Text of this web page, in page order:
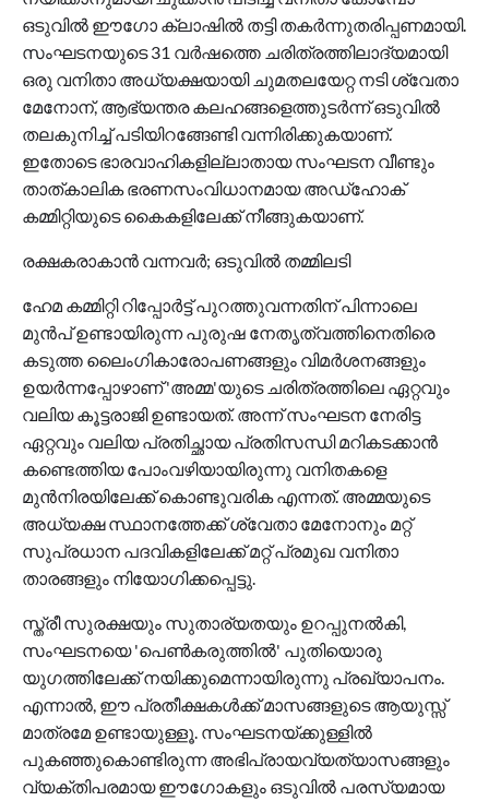
ഒടുവില്‍ ഈഗോ ക്ലാഷില്‍ തട്ടി തകര്‍ന്നുതരിപ്പണമായി.
സംഘടനയുടെ 31 വര്‍ഷത്തെ ചരിത്രത്തിലാദ്യമായി
ഒരു വനിതാ അധ്യക്ഷയായി ചുമതലയേറ്റ നടി ശ്വേതാ
മേനോന്, ആഭ്യന്തര കലഹങ്ങളെത്തുടര്‍ന്ന് ഒടുവില്‍
തലകുനിച്ച് പടിയിറങ്ങേണ്ടി വന്നിരിക്കുകയാണ്.
ഇതോടെ ഭാരവാഹികളില്ലാതായ സംഘടന വീണ്ടും
താത്കാലിക ഭരണസംവിധാനമായ അഡ്ഹോക്
കമ്മിറ്റിയുടെ കൈകളിലേക്ക് നീങ്ങുകയാണ്.
രക്ഷകരാകാന്‍ വന്നവര്‍; ഒടുവില്‍ തമ്മിലടി
ഹേമ കമ്മിറ്റി റിപ്പോര്‍ട്ട് പുറത്തുവന്നതിന് പിന്നാലെ
മുന്‍പ് ഉണ്ടായിരുന്ന പുരുഷ നേതൃത്വത്തിനെതിരെ
കടുത്ത ലൈംഗികാരോപണങ്ങളും വിമര്‍ശനങ്ങളും
ഉയര്‍ന്നപ്പോഴാണ് 'അമ്മ'യുടെ ചരിത്രത്തിലെ ഏറ്റവും
വലിയ കൂട്ടരാജി ഉണ്ടായത്. അന്ന് സംഘടന നേരിട്ട
ഏറ്റവും വലിയ പ്രതിച്ഛായ പ്രതിസന്ധി മറികടക്കാന്‍
കണ്ടെത്തിയ പോംവഴിയായിരുന്നു വനിതകളെ
മുന്‍നിരയിലേക്ക് കൊണ്ടുവരിക എന്നത്. അമ്മയുടെ
അധ്യക്ഷ സ്ഥാനത്തേക്ക് ശ്വേതാ മേനോനും മറ്റ്
സുപ്രധാന പദവികളിലേക്ക് മറ്റ് പ്രമുഖ വനിതാ
താരങ്ങളും നിയോഗിക്കപ്പെട്ടു.
സ്ത്രീ സുരക്ഷയും സുതാര്യതയും ഉറപ്പുനല്‍കി,
സംഘടനയെ 'പെണ്‍കരുത്തില്‍' പുതിയൊരു
യുഗത്തിലേക്ക് നയിക്കുമെന്നായിരുന്നു പ്രഖ്യാപനം.
എന്നാല്‍, ഈ പ്രതീക്ഷകള്‍ക്ക് മാസങ്ങളുടെ ആയുസ്സ്
മാത്രമേ ഉണ്ടായുള്ളൂ. സംഘടനയ്ക്കുള്ളില്‍
പുകഞ്ഞുകൊണ്ടിരുന്ന അഭിപ്രായവ്യത്യാസങ്ങളും
വ്യക്തിപരമായ ഈഗോകളും ഒടുവില്‍ പരസ്യമായ